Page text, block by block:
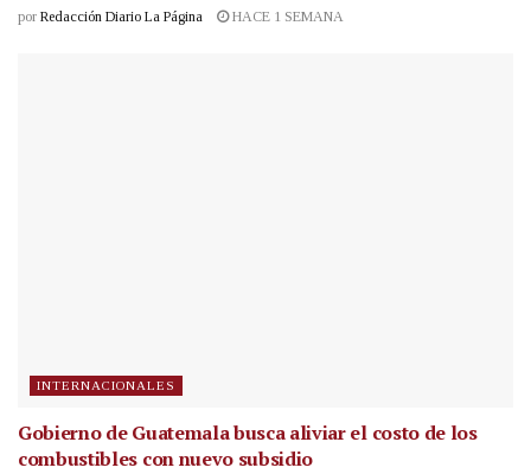
por Redacción Diario La Página HACE 1 SEMANA
INTERNACIONALES
Gobierno de Guatemala busca aliviar el costo de los
combustibles con nuevo subsidio